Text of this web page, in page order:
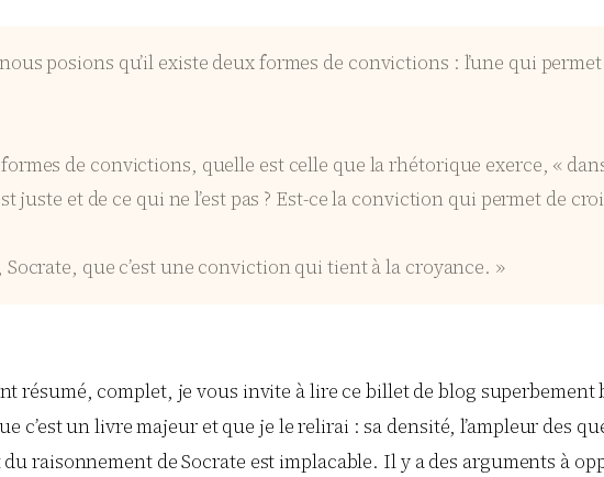
posions qu’il existe deux formes de convictions : l’une qui
de convictions, quelle est celle que la rhétorique exerce, «
juste et de ce qui ne l’est pas ? Est-ce la conviction qui permet de
que c’est une conviction qui tient à la croyance. »
résumé, complet, je vous invite à lire ce billet de blog
c’est un livre majeur et que je le relirai : sa densité, l’ampleur des
raisonnement de Socrate est implacable. Il y a des arguments à